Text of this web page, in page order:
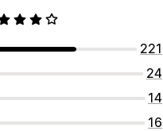
221
24
14
16